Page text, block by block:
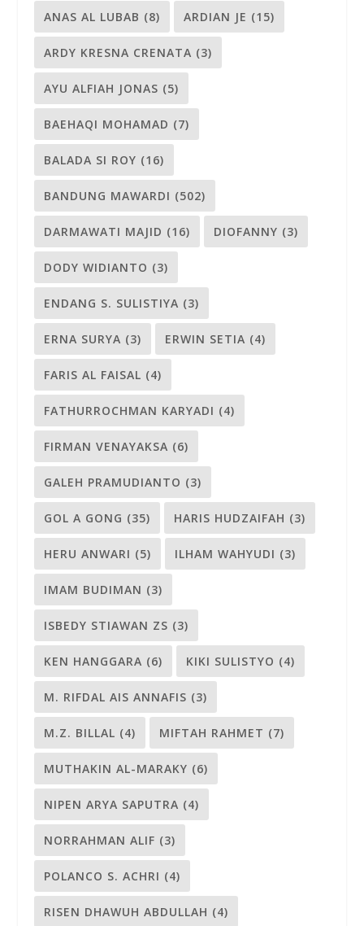
ANAS AL LUBAB (8) ARDIAN JE (15)
ARDY KRESNA CRENATA (3)
AYU ALFIAH JONAS (5)
BAEHAQI MOHAMAD (7)
BALADA SI ROY (16)
BANDUNG MAWARDI (502)
DARMAWATI MAJID (16) DIOFANNY (3)
DODY WIDIANTO (3)
ENDANG S. SULISTIYA (3)
ERNA SURYA (3) ERWIN SETIA (4)
FARIS AL FAISAL (4)
FATHURROCHMAN KARYADI (4)
FIRMAN VENAYAKSA (6)
GALEH PRAMUDIANTO (3)
GOL A GONG (35) HARIS HUDZAIFAH (3)
HERU ANWARI (5) ILHAM WAHYUDI (3)
IMAM BUDIMAN (3)
ISBEDY STIAWAN ZS (3)
KEN HANGGARA (6) KIKI SULISTYO (4)
M. RIFDAL AIS ANNAFIS (3)
M.Z. BILLAL (4) MIFTAH RAHMET (7)
MUTHAKIN AL-MARAKY (6)
NIPEN ARYA SAPUTRA (4)
NORRAHMAN ALIF (3)
POLANCO S. ACHRI (4)
RISEN DHAWUH ABDULLAH (4)